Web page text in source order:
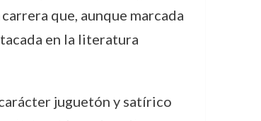
que, aunque marcada
en la literatura
juguetón y satírico